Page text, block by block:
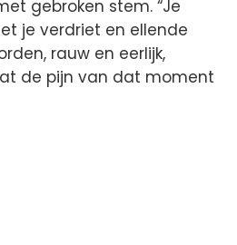
gebroken stem. “Je
je verdriet en ellende
rauw en eerlijk,
de pijn van dat moment